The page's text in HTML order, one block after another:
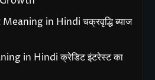
in Hindi चक्रवृद्धि ब्याज
in Hindi क्रेडिट इंटरेस्ट का